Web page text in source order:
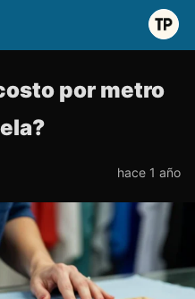
por metro
hace 1 año